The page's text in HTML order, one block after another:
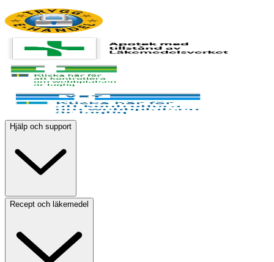
Hjälp och support
Recept och läkemedel